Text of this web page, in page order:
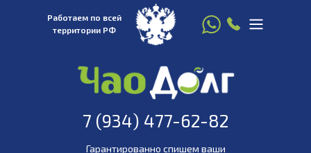
62-82
8 916 780 22 77
Работаем по всей
территории РФ
Гарантированно спишем ваши
7 (934) 477-62-82